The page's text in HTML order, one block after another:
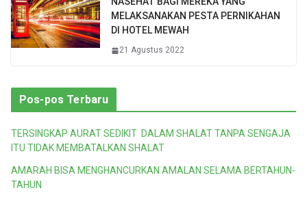
MELAKSANAKAN PESTA PERNIKAHAN
DI HOTEL MEWAH
21 Agustus 2022
Pos-pos Terbaru
TERSINGKAP AURAT SEDIKIT DALAM SHALAT TANPA SENGAJA
ITU TIDAK MEMBATALKAN SHALAT
AMARAH BISA MENGHANCURKAN AMALAN SELAMA BERTAHUN-
TAHUN